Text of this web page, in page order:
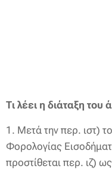
Τι λέει η διάταξη του
1. Μετά την περ. ιστ)
Φορολογίας
προστίθεται περ. ιζ)